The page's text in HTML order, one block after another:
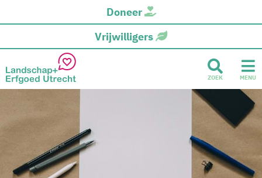
Doneer
Vrijwilligers
ZOEK MENU